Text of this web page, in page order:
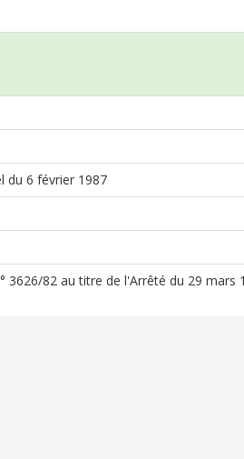
du 6 février 1987
3626/82 au titre de l'Arrêté du 29